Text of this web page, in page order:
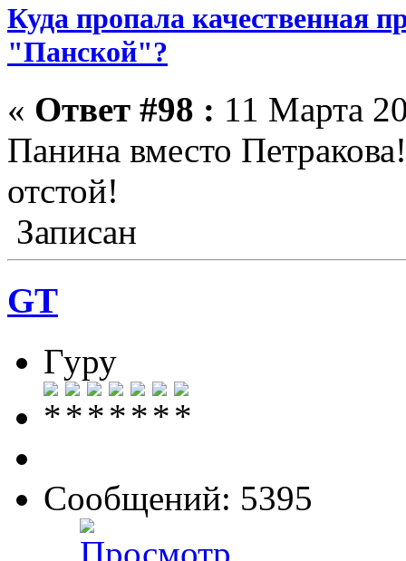
Куда пропала качественная
"Панской"?
« Ответ #98 : 11 Марта
Панина вместо
отстой!
Записан
GT
Гуру
Сообщений: 5395